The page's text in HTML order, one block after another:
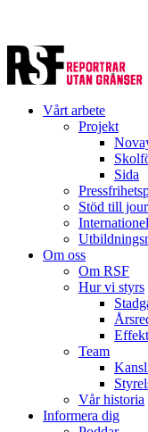
Vårt arbete
Projekt
Sida
Stöd till
Om oss
Om RSF
Hur vi styrs
Team
Vår historia
Informera dig